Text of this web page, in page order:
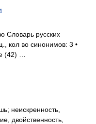
Словарь русских
кол во синонимов: 3 •
(42) …
неискренность,
двойственность,